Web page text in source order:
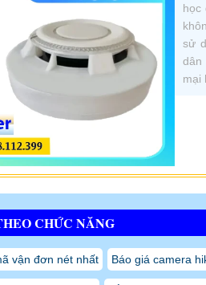
học
sử
dân
mại
CHỨC NĂNG
vận đơn nét nhất Báo giá camera